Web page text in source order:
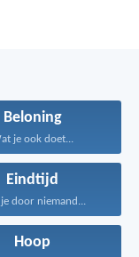
Beloning
je ook doet...
Eindtijd
je door niemand...
Hoop